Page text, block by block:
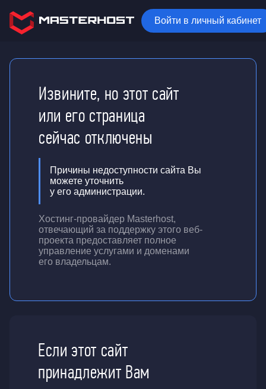
Войти в личный кабинет
Извините, но этот сайт
или его страница
сейчас отключены
Причины недоступности сайта Вы
можете уточнить
у его администрации.
Хостинг-провайдер Masterhost,
отвечающий за поддержку этого веб-
проекта предоставляет полное
управление услугами и доменами
его владельцам.
Если этот сайт
принадлежит Вам